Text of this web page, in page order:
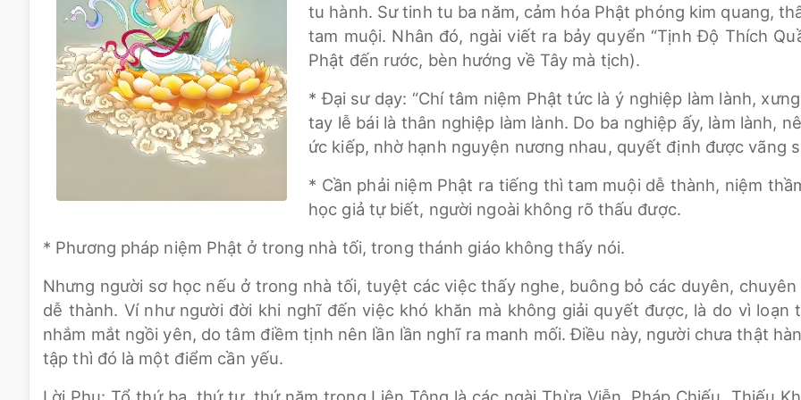
tu hành. Sư tinh tu ba năm, cảm hóa Phật phóng kim quang,
tam muội. Nhân đó, ngài viết ra bảy quyển “Tịnh Độ Thích
Phật đến rước, bèn hướng về Tây mà tịch).
* Đại sư dạy: “Chí tâm niệm Phật tức là ý nghiệp làm lành,
tay lễ bái là thân nghiệp làm lành. Do ba nghiệp ấy, làm lành,
ức kiếp, nhờ hạnh nguyện nương nhau, quyết định được vãng
* Cần phải niệm Phật ra tiếng thì tam muội dễ thành, niệm
học giả tự biết, người ngoài không rõ thấu được.
* Phương pháp niệm Phật ở trong nhà tối, trong thánh giáo không thấy nói.
Nhưng người sơ học nếu ở trong nhà tối, tuyệt các việc thấy nghe, buông bỏ các duyên,
dễ thành. Ví như người đời khi nghĩ đến việc khó khăn mà không giải quyết được, là do vì
nhắm mắt ngồi yên, do tâm điềm tịnh nên lần lần nghĩ ra manh mối. Điều này, người chưa thật
tập thì đó là một điểm cần yếu.
Lời Phụ: Tổ thứ ba, thứ tư, thứ năm trong Liên Tông là các ngài Thừa Viễn, Pháp Chiếu, Thiếu